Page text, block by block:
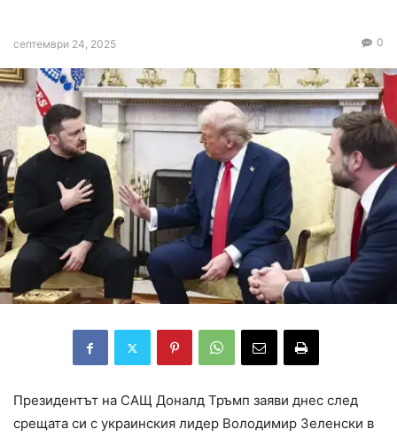
септември 24, 2025 0
Президентът на САЩ Доналд Тръмп заяви днес след
срещата си с украинския лидер Володимир Зеленски в